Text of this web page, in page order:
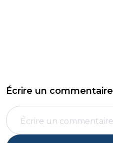
Écrire un commentaire